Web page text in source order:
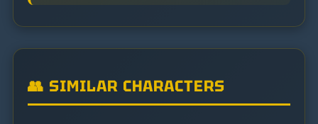
👥 SIMILAR CHARACTERS